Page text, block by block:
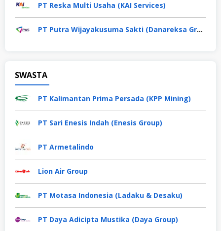
PT Reska Multi Usaha (KAI Services)
PT Putra Wijayakusuma Sakti (Danareksa Group)
SWASTA
PT Kalimantan Prima Persada (KPP Mining)
PT Sari Enesis Indah (Enesis Group)
PT Armetalindo
Lion Air Group
PT Motasa Indonesia (Ladaku & Desaku)
PT Daya Adicipta Mustika (Daya Group)